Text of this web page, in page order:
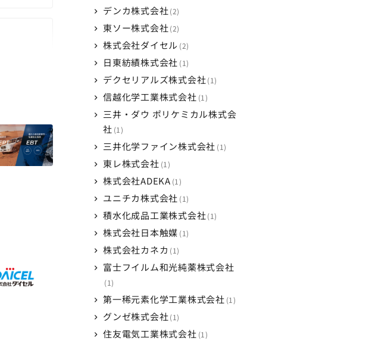
デンカ株式会社 2
東ソー株式会社 2
株式会社ダイセル 2
日東紡績株式会社 1
デクセリアルズ株式会社 1
信越化学工業株式会社 1
三井・ダウ ポリケミカル株式会
社 1
三井化学ファイン株式会社 1
東レ株式会社 1
株式会社ADEKA 1
ユニチカ株式会社 1
積水化成品工業株式会社 1
株式会社日本触媒 1
株式会社カネカ 1
富士フイルム和光純薬株式会社
1
第一稀元素化学工業株式会社 1
グンゼ株式会社 1
住友電気工業株式会社 1